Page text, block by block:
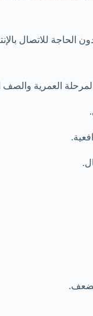
الحاجة للاتصال
العمرية